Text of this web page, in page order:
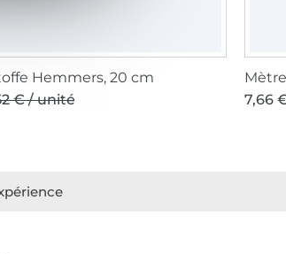
Hemmers, 20 cm
€ / unité
7,66